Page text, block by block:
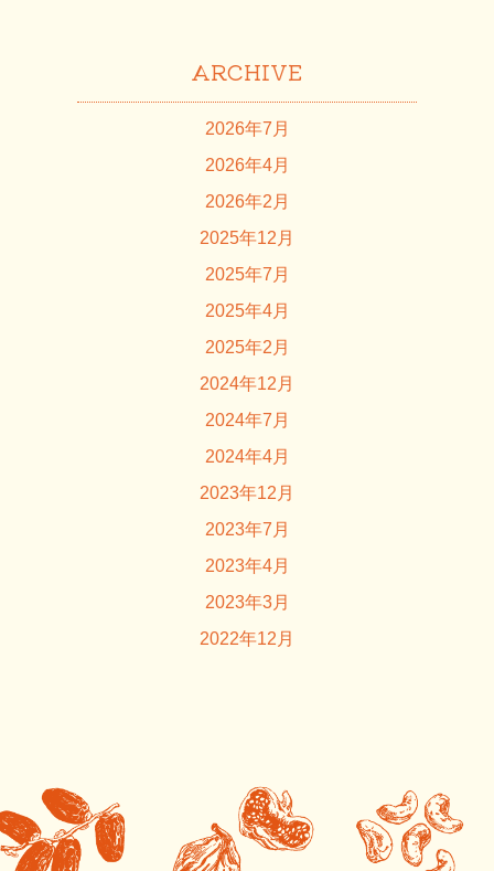
ARCHIVE
2026年7月
2026年4月
2026年2月
2025年12月
2025年7月
2025年4月
2025年2月
2024年12月
2024年7月
2024年4月
2023年12月
2023年7月
2023年4月
2023年3月
2022年12月